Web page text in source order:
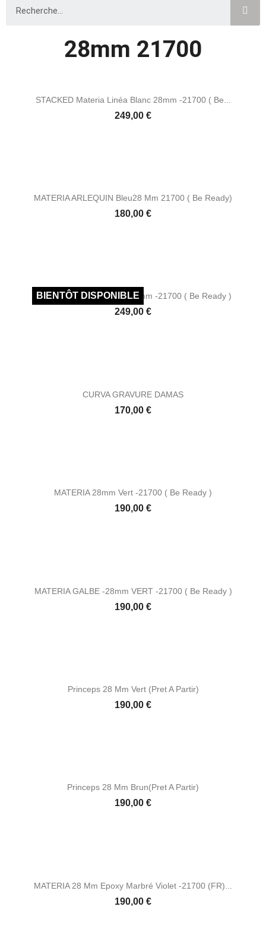
28mm 21700
STACKED Materia Linéa Blanc 28mm -21700 ( Be...
Prix
249,00 €
MATERIA ARLEQUIN Bleu28 Mm 21700 ( Be Ready)
Prix
180,00 €
STACKED Sophora Stab 28mm -21700 ( Be Ready )
Prix
249,00 €
CURVA GRAVURE DAMAS
Prix
170,00 €
MATERIA 28mm Vert -21700 ( Be Ready )
Prix
190,00 €
MATERIA GALBE -28mm VERT -21700 ( Be Ready )
Prix
190,00 €
Princeps 28 Mm Vert (pret A Partir)
Prix
190,00 €
Princeps 28 Mm Brun(pret A Partir)
Prix
190,00 €
MATERIA 28 Mm Epoxy Marbré Violet -21700 (FR)...
Prix
190,00 €